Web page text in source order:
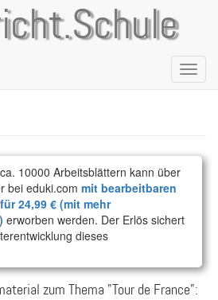
10000 Arbeitsblättern kann über
bei eduki.com mit bearbeitbaren
24,99 € (mit mehr
erworben werden. Der Erlös sichert
dieses
zum Thema "Tour de France":